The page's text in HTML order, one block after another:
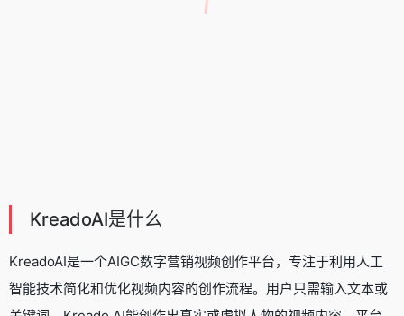
KreadoAI是什么
KreadoAI是一个AIGC数字营销视频创作平台，专注于利用人工
智能技术简化和优化视频内容的创作流程。用户只需输入文本或